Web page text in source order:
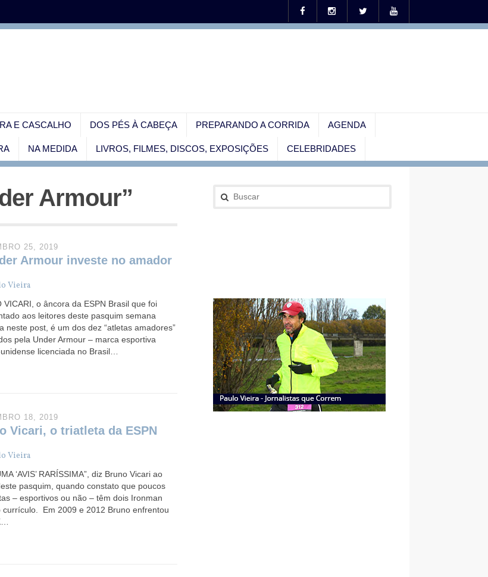
E CASCALHO DOS PÉS À CABEÇA PREPARANDO A CORRIDA AGENDA
NA MEDIDA LIVROS, FILMES, DISCOS, EXPOSIÇÕES CELEBRIDADES
Armour”
25, 2019
Armour investe no amador
Vieira
VICARI, o âncora da ESPN Brasil que foi
aos leitores deste pasquim semana
neste post, é um dos dez “atletas amadores”
pela Under Armour – marca esportiva
licenciada no Brasil…
18, 2019
Vicari, o triatleta da ESPN
Vieira
‘AVIS’ RARÍSSIMA”, diz Bruno Vicari ao
pasquim, quando constato que poucos
– esportivos ou não – têm dois Ironman
currículo. Em 2009 e 2012 Bruno enfrentou